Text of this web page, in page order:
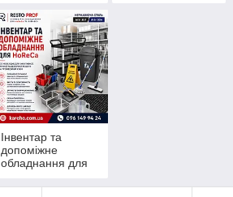
Інвентар та
допоміжне
обладнання для